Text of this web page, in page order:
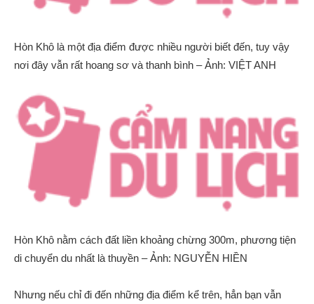
Hòn Khô là một địa điểm được nhiều người biết đến, tuy vậy
nơi đây vẫn rất hoang sơ và thanh bình – Ảnh: VIỆT ANH
Hòn Khô nằm cách đất liền khoảng chừng 300m, phương tiện
di chuyển du nhất là thuyền – Ảnh: NGUYỄN HIỀN
Nhưng nếu chỉ đi đến những địa điểm kể trên, hẳn bạn vẫn